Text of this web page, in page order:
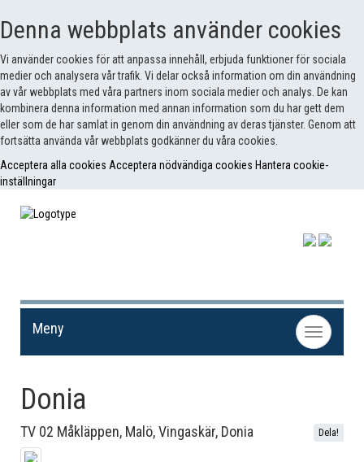
Denna webbplats använder cookies
Vi använder cookies för att anpassa innehåll, erbjuda funktioner för sociala
medier och analysera vår trafik. Vi delar också information om din användning
av vår webbplats med våra partners inom sociala medier och analys. De kan
kombinera denna information med annan information som du har gett dem
eller som de har samlat in genom din användning av deras tjänster. Genom att
fortsätta använda vår webbplats godkänner du våra cookies.
Acceptera alla cookies Acceptera nödvändiga cookies Hantera cookie-
inställningar
Toggle
navigation
Meny
Donia
TV 02 Måkläppen, Malö, Vingaskär, Donia Dela!